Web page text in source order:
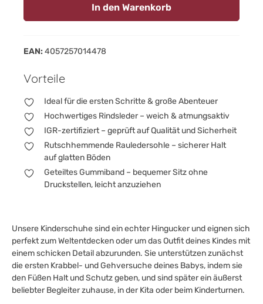
In den Warenkorb
EAN: 4057257014478
Vorteile
Ideal für die ersten Schritte & große Abenteuer
Hochwertiges Rindsleder – weich & atmungsaktiv
IGR-zertifiziert – geprüft auf Qualität und Sicherheit
Rutschhemmende Rauledersohle – sicherer Halt
auf glatten Böden
Geteiltes Gummiband – bequemer Sitz ohne
Druckstellen, leicht anzuziehen
Unsere Kinderschuhe sind ein echter Hingucker und eignen sich
perfekt zum Weltentdecken oder um das Outfit deines Kindes mit
einem schicken Detail abzurunden. Sie unterstützen zunächst
die ersten Krabbel- und Gehversuche deines Babys, indem sie
den Füßen Halt und Schutz geben, und sind später ein äußerst
beliebter Begleiter zuhause, in der Kita oder beim Kinderturnen.